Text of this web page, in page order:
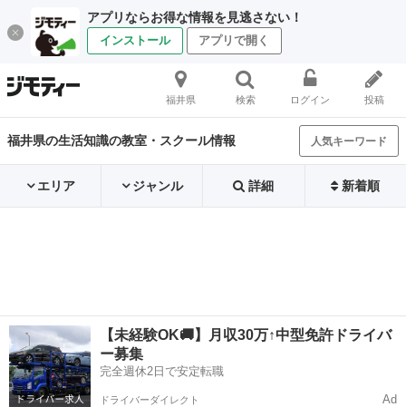
アプリならお得な情報を見逃さない！
インストール アプリで開く
福井県 検索 ログイン 投稿
福井県の生活知識の教室・スクール情報 人気キーワード
エリア ジャンル 詳細 新着順
【未経験OK🚚】月収30万↑中型免許ドライバ
ー募集
完全週休2日で安定転職
ドライバーダイレクト Ad